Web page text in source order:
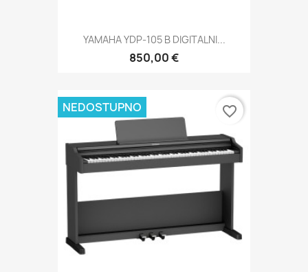
YAMAHA YDP-105 B DIGITALNI...
850,00 €
NEDOSTUPNO favorite_border